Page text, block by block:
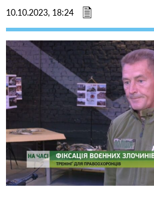
10.10.2023, 18:24